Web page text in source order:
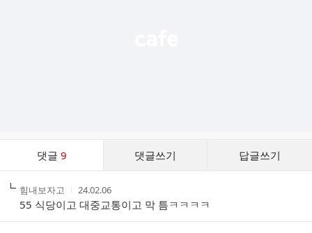
댓글 9 댓글쓰기 답글쓰기
스
작
성
자
힘내보자고
작
성
시
간
24.02.06
55 식당이고 대중교통이고 막 틈ㅋㅋㅋㅋ